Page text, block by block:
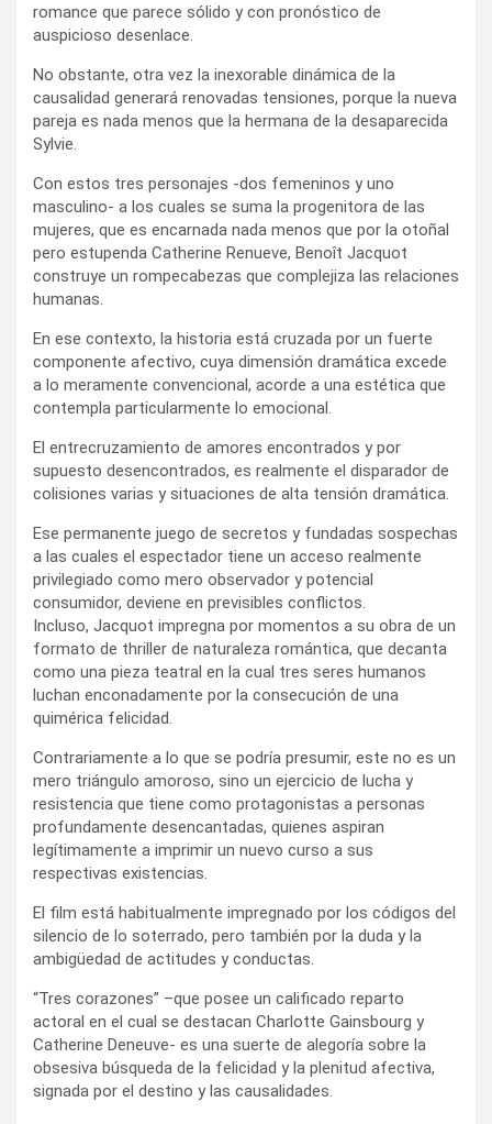
romance que parece sólido y con pronóstico de
auspicioso desenlace.
No obstante, otra vez la inexorable dinámica de la
causalidad generará renovadas tensiones, porque la nueva
pareja es nada menos que la hermana de la desaparecida
Sylvie.
Con estos tres personajes -dos femeninos y uno
masculino- a los cuales se suma la progenitora de las
mujeres, que es encarnada nada menos que por la otoñal
pero estupenda Catherine Renueve, Benoît Jacquot
construye un rompecabezas que complejiza las relaciones
humanas.
En ese contexto, la historia está cruzada por un fuerte
componente afectivo, cuya dimensión dramática excede
a lo meramente convencional, acorde a una estética que
contempla particularmente lo emocional.
El entrecruzamiento de amores encontrados y por
supuesto desencontrados, es realmente el disparador de
colisiones varias y situaciones de alta tensión dramática.
Ese permanente juego de secretos y fundadas sospechas
a las cuales el espectador tiene un acceso realmente
privilegiado como mero observador y potencial
consumidor, deviene en previsibles conflictos.
Incluso, Jacquot impregna por momentos a su obra de un
formato de thriller de naturaleza romántica, que decanta
como una pieza teatral en la cual tres seres humanos
luchan enconadamente por la consecución de una
quimérica felicidad.
Contrariamente a lo que se podría presumir, este no es un
mero triángulo amoroso, sino un ejercicio de lucha y
resistencia que tiene como protagonistas a personas
profundamente desencantadas, quienes aspiran
legítimamente a imprimir un nuevo curso a sus
respectivas existencias.
El film está habitualmente impregnado por los códigos del
silencio de lo soterrado, pero también por la duda y la
ambigüedad de actitudes y conductas.
“Tres corazones” –que posee un calificado reparto
actoral en el cual se destacan Charlotte Gainsbourg y
Catherine Deneuve- es una suerte de alegoría sobre la
obsesiva búsqueda de la felicidad y la plenitud afectiva,
signada por el destino y las causalidades.